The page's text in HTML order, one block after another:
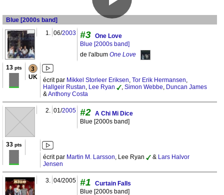
Blue [2000s band]
1. 06/2003 #3 One Love
Blue [2000s band]
de l'album One Love
13 pts 3
UK écrit par Mikkel Storleer Eriksen, Tor Erik Hermansen,
Hallgeir Rustan, Lee Ryan , Simon Webbe, Duncan James
&Anthony Costa
2. 01/2005 #2 A Chi Mi Dice
Blue [2000s band]
33 pts
écrit par Martin M. Larsson, Lee Ryan & Lars Halvor
Jensen
3. 04/2005 #1
Curtain Falls
Blue [2000s band]